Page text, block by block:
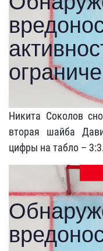
Никита Соколов
вторая шайба
цифры на табло –